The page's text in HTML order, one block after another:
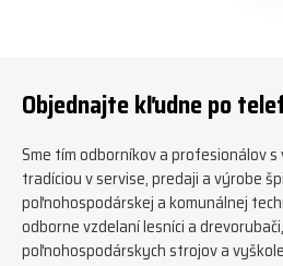
Objednajte kľudne po
Sme tím odborníkov a profesionálov
tradíciou v servise, predaji a výrobe
poľnohospodárskej a komunálnej
odborne vzdelaní lesníci a
poľnohospodárskych strojov a